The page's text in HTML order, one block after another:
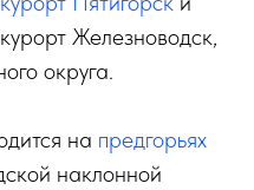
Железноводск,
округа.
на предгорьях
наклонной